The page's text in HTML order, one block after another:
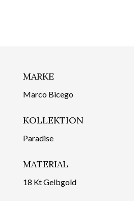
MARKE
Marco Bicego
KOLLEKTION
Paradise
MATERIAL
18 Kt Gelbgold